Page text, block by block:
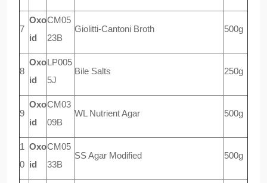
7
Oxo
id
CM05
23B
Giolitti-Cantoni Broth 500g
8
Oxo
id
LP005
5J
Bile Salts 250g
9
Oxo
id
CM03
09B
WL Nutrient Agar 500g
1
0
Oxo
id
CM05
33B
SS Agar Modified 500g